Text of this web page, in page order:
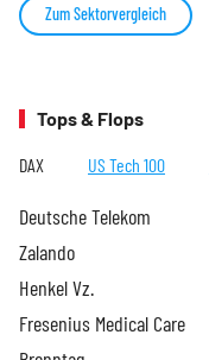
Zum Sektorvergleich
Tops & Flops
DAX US Tech 100
Deutsche Telekom
Zalando
Henkel Vz.
Fresenius Medical Care